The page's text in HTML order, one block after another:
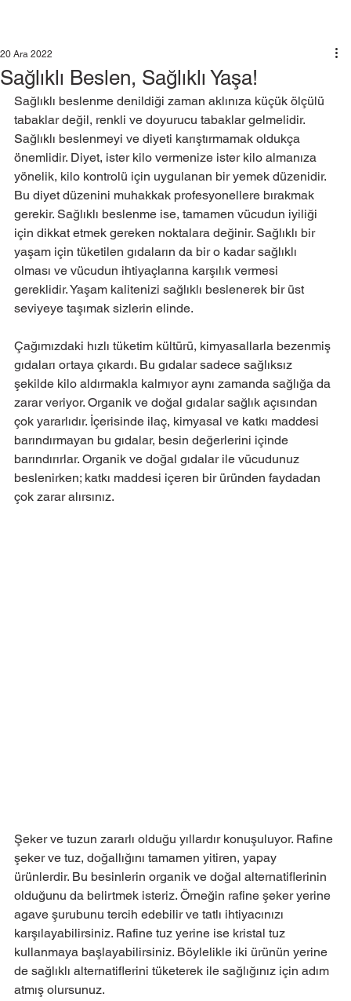
Sağlıklı Beslen, Sağlıklı Yaşa!
20 Ara 2022
Sağlıklı beslenme denildiği zaman aklınıza küçük ölçülü
tabaklar değil, renkli ve doyurucu tabaklar gelmelidir.
Sağlıklı beslenmeyi ve diyeti karıştırmamak oldukça
önemlidir. Diyet, ister kilo vermenize ister kilo almanıza
yönelik, kilo kontrolü için uygulanan bir yemek düzenidir.
Bu diyet düzenini muhakkak profesyonellere bırakmak
gerekir. Sağlıklı beslenme ise, tamamen vücudun iyiliği
için dikkat etmek gereken noktalara değinir. Sağlıklı bir
yaşam için tüketilen gıdaların da bir o kadar sağlıklı
olması ve vücudun ihtiyaçlarına karşılık vermesi
gereklidir. Yaşam kalitenizi sağlıklı beslenerek bir üst
seviyeye taşımak sizlerin elinde.
Çağımızdaki hızlı tüketim kültürü, kimyasallarla bezenmiş
gıdaları ortaya çıkardı. Bu gıdalar sadece sağlıksız
şekilde kilo aldırmakla kalmıyor aynı zamanda sağlığa da
zarar veriyor. Organik ve doğal gıdalar sağlık açısından
çok yararlıdır. İçerisinde ilaç, kimyasal ve katkı maddesi
barındırmayan bu gıdalar, besin değerlerini içinde
barındırırlar. Organik ve doğal gıdalar ile vücudunuz
beslenirken; katkı maddesi içeren bir üründen faydadan
çok zarar alırsınız.
Şeker ve tuzun zararlı olduğu yıllardır konuşuluyor. Rafine
şeker ve tuz, doğallığını tamamen yitiren, yapay
ürünlerdir. Bu besinlerin organik ve doğal alternatiflerinin
olduğunu da belirtmek isteriz. Örneğin rafine şeker yerine
agave şurubunu tercih edebilir ve tatlı ihtiyacınızı
karşılayabilirsiniz. Rafine tuz yerine ise kristal tuz
kullanmaya başlayabilirsiniz. Böylelikle iki ürünün yerine
de sağlıklı alternatiflerini tüketerek ile sağlığınız için adım
atmış olursunuz.